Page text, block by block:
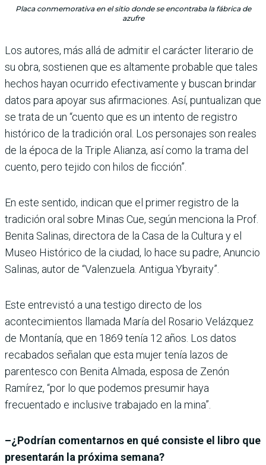
Placa conmemorativa en el sitio donde se encontraba la fábrica de
azufre
Los autores, más allá de admitir el carácter literario de
su obra, sostienen que es altamente probable que tales
hechos hayan ocurrido efectivamente y buscan brindar
datos para apoyar sus afirmaciones. Así, puntualizan que
se trata de un “cuento que es un intento de registro
histórico de la tradición oral. Los personajes son reales
de la época de la Triple Alianza, así como la trama del
cuento, pero tejido con hilos de ficción”.
En este sentido, indican que el primer registro de la
tradición oral sobre Minas Cue, según menciona la Prof.
Benita Salinas, directora de la Casa de la Cultura y el
Museo Histórico de la ciudad, lo hace su padre, Anuncio
Salinas, autor de “Valenzuela. Antigua Ybyraity”.
Este entrevistó a una testigo directo de los
acontecimientos llamada María del Rosario Velázquez
de Montanía, que en 1869 tenía 12 años. Los datos
recabados señalan que esta mujer tenía lazos de
parentesco con Benita Almada, esposa de Zenón
Ramírez, “por lo que podemos presumir haya
frecuentado e inclusive trabajado en la mina”.
–¿Podrían comentarnos en qué consiste el libro que
presentarán la próxima semana?